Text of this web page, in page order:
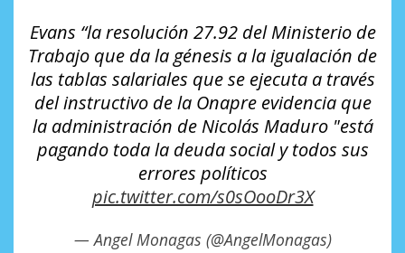
Evans “la resolución 27.92 del Ministerio de
Trabajo que da la génesis a la igualación de
las tablas salariales que se ejecuta a través
del instructivo de la Onapre evidencia que
la administración de Nicolás Maduro "está
pagando toda la deuda social y todos sus
errores políticos
pic.twitter.com/s0sOooDr3X
— Angel Monagas (@AngelMonagas)